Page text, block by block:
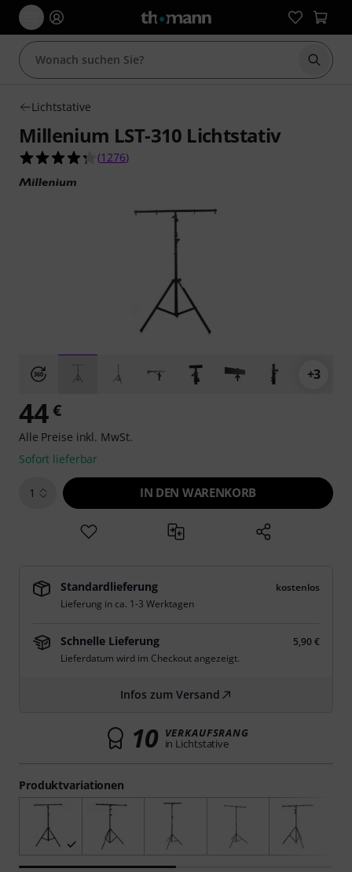
Suche
Lichtstative
Millenium LST-310 Lichtstativ
4.3 von 5 Sternen aus 1276
(1276)
+3
Produktvariationen
44€
Alle Preise inkl. MwSt.
Sofort lieferbar
1 IN DEN WARENKORB
Standardlieferung
kostenlos
Lieferung in ca. 1-3 Werktagen
Schnelle Lieferung
5,90 €
Lieferdatum wird im Checkout angezeigt.
Infos zum Versand
10 VERKAUFSRANG
in Lichtstative